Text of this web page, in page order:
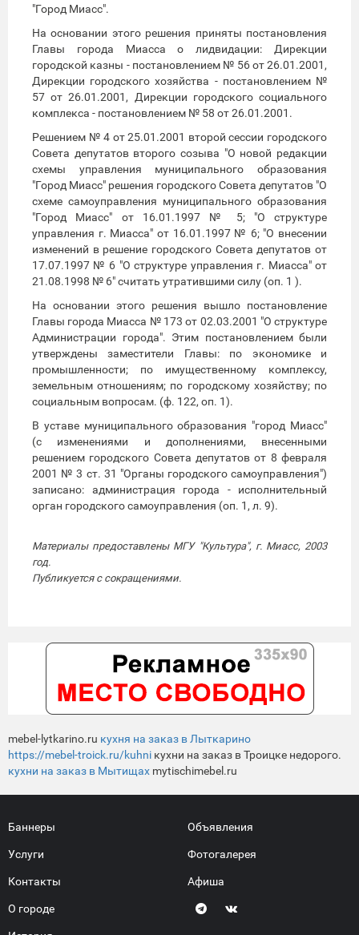
"Город Миасс".
На основании этого решения приняты постановления
Главы города Миасса о лидвидации: Дирекции
городской казны - постановлением № 56 от 26.01.2001,
Дирекции городского хозяйства - постановлением №
57 от 26.01.2001, Дирекции городского социального
комплекса - постановлением № 58 от 26.01.2001.
Решением № 4 от 25.01.2001 второй сессии городского
Совета депутатов второго созыва "О новой редакции
схемы управления муниципального образования
"Город Миасс" решения городского Совета депутатов "О
схеме самоуправления муниципального образования
"Город Миасс" от 16.01.1997 № 5; "О структуре
управления г. Миасса" от 16.01.1997 № 6; "О внесении
изменений в решение городского Совета депутатов от
17.07.1997 № 6 "О структуре управления г. Миасса" от
21.08.1998 № 6" считать утратившими силу (оп. 1 ).
На основании этого решения вышло постановление
Главы города Миасса № 173 от 02.03.2001 "О структуре
Администрации города". Этим постановлением были
утверждены заместители Главы: по экономике и
промышленности; по имущественному комплексу,
земельным отношениям; по городскому хозяйству; по
социальным вопросам. (ф. 122, оп. 1).
В уставе муниципального образования "город Миасс"
(с изменениями и дополнениями, внесенными
решением городского Совета депутатов от 8 февраля
2001 № 3 ст. 31 "Органы городского самоуправления")
записано: администрация города - исполнительный
орган городского самоуправления (оп. 1, л. 9).
Материалы предоставлены МГУ "Культура", г. Миасс, 2003
год.
Публикуется с сокращениями.
mebel-lytkarino.ru кухня на заказ в Лыткарино
https://mebel-troick.ru/kuhni кухни на заказ в Троицке недорого.
кухни на заказ в Мытищах mytischimebel.ru
Баннеры
Услуги
Контакты
О городе
Объявления
Фотогалерея
Афиша